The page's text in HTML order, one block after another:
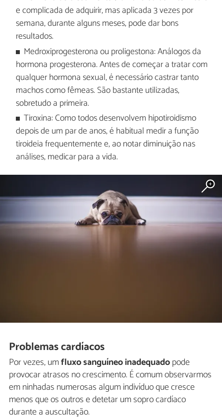
e complicada de adquirir, mas aplicada 3 vezes por
semana, durante alguns meses, pode dar bons
resultados.
Medroxiprogesterona ou proligestona: Análogos da
hormona progesterona. Antes de começar a tratar com
qualquer hormona sexual, é necessário castrar tanto
machos como fêmeas. São bastante utilizadas,
sobretudo a primeira.
Tiroxina: Como todos desenvolvem hipotiroidismo
depois de um par de anos, é habitual medir a função
tiroideia frequentemente e, ao notar diminuição nas
análises, medicar para a vida.
Problemas cardíacos
Por vezes, umfluxo sanguíneo inadequadopode
provocar atrasos no crescimento. É comum observarmos
em ninhadas numerosas algum indivíduo que cresce
menos que os outros e detetar um sopro cardíaco
durante a auscultação.